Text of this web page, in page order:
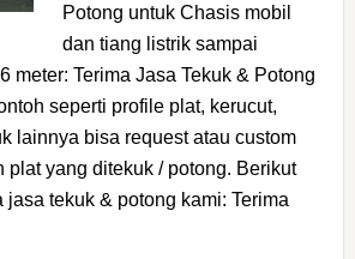
Potong untuk Chasis mobil
dan tiang listrik sampai
meter: Terima Jasa Tekuk & Potong
seperti profile plat, kerucut,
lainnya bisa request atau custom
plat yang ditekuk / potong. Berikut
tekuk & potong kami: Terima